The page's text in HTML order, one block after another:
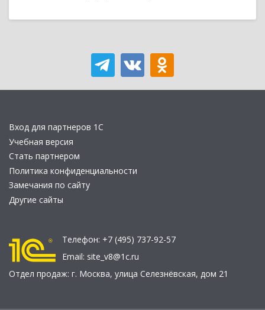
Вход для партнеров 1С
Учебная версия
Стать партнером
Политика конфиденциальности
Замечания по сайту
Другие сайты
Телефон: +7 (495) 737-92-57
Email: site_v8@1c.ru
Отдел продаж: г. Москва, улица Селезнёвская, дом 21